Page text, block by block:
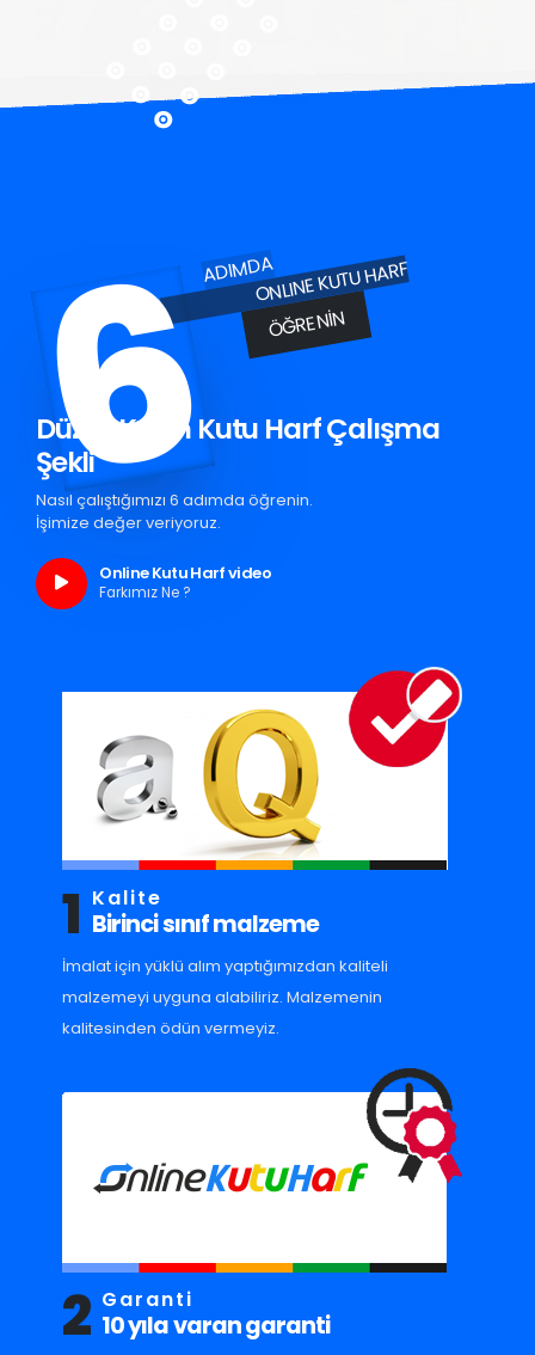
6ADIMDAONLINE KUTU HARF
ÖĞRENIN
Düziçi Krom Kutu Harf Çalışma
Şekli
Nasıl çalıştığımızı 6 adımda öğrenin.
İşimize değer veriyoruz.
Online Kutu Harf video
Farkımız Ne ?
1 Kalite
Birinci sınıf malzeme
İmalat için yüklü alım yaptığımızdan kaliteli
malzemeyi uyguna alabiliriz. Malzemenin
kalitesinden ödün vermeyiz.
2 Garanti
10 yıla varan garanti